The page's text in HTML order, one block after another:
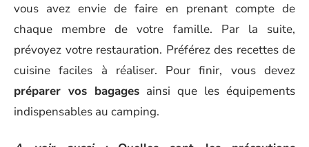
vous avez envie de faire en prenant compte de
chaque membre de votre famille. Par la suite,
prévoyez votre restauration. Préférez des recettes de
cuisine faciles à réaliser. Pour finir, vous devez
préparer vos bagages ainsi que les équipements
indispensables au camping.